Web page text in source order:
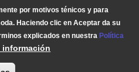
por motivos ténicos y para
Haciendo clic en Aceptar da su
explicados en nuestra Política
información